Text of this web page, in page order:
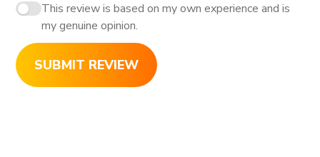
This review is based on my own experience and is
my genuine opinion.
SUBMIT REVIEW